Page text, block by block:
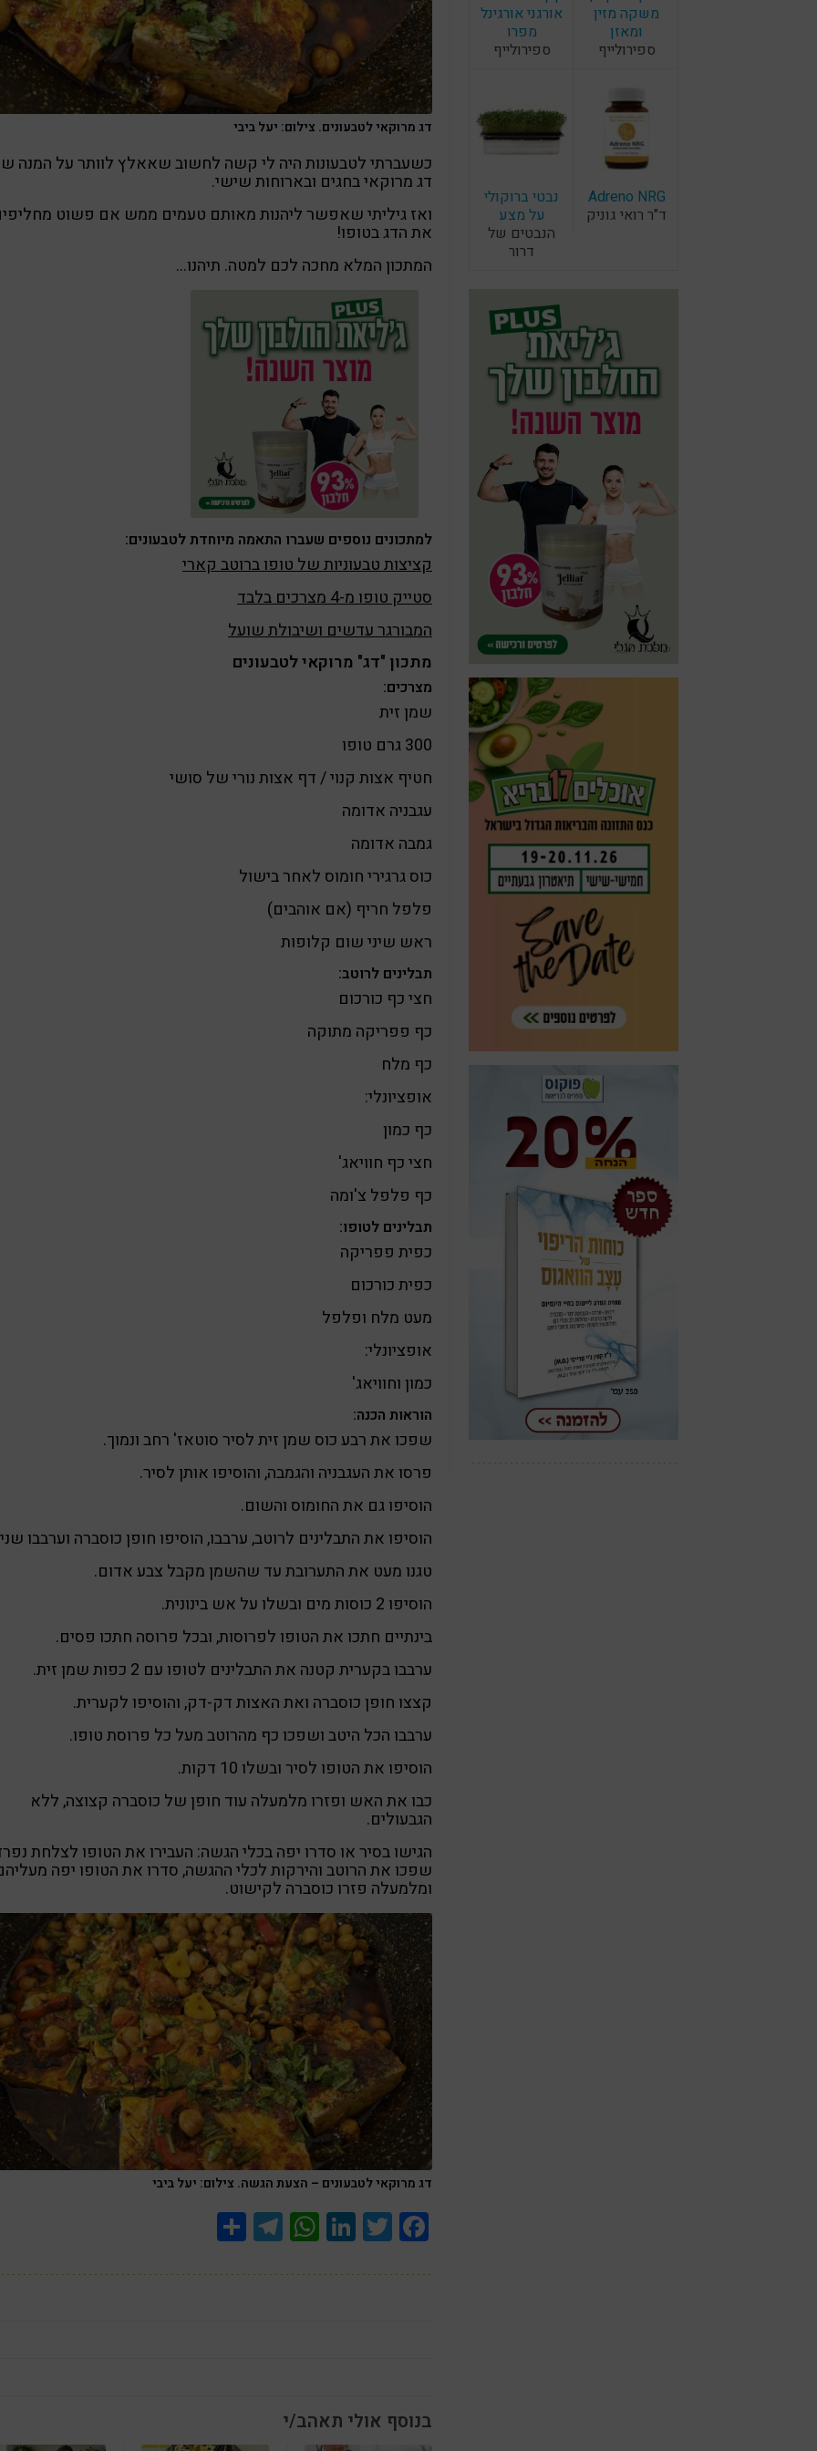
משקה מזין
ומאזן
ספירולייף
אורגני אורגינל
מפרו
ספירולייף
Adreno NRG
ד"ר רואי גוניק
נבטי ברוקולי
על מצע
הנבטים של
דרור
דג מרוקאי לטבעונים. צילום: יעל ביבי
כשעברתי לטבעונות היה לי קשה לחשוב שאאלץ לוותר על המנה
דג מרוקאי בחגים ובארוחות שישי.
ואז גיליתי שאפשר ליהנות מאותם טעמים ממש אם פשוט
את הדג בטופו!
המתכון המלא מחכה לכם למטה. תיהנו…
למתכונים נוספים שעברו התאמה מיוחדת לטבעונים:
קציצות טבעוניות של טופו ברוטב קארי
סטייק טופו מ-4 מצרכים בלבד
המבורגר עדשים ושיבולת שועל
מתכון "דג" מרוקאי לטבעונים
מצרכים:
שמן זית
300 גרם טופו
חטיף אצות קנוי / דף אצות נורי של סושי
עגבניה אדומה
גמבה אדומה
כוס גרגירי חומוס לאחר בישול
פלפל חריף (אם אוהבים)
ראש שיני שום קלופות
תבלינים לרוטב:
חצי כף כורכום
כף פפריקה מתוקה
כף מלח
אופציונלי:
כף כמון
חצי כף חוויאג'
כף פלפל צ'ומה
תבלינים לטופו:
כפית פפריקה
כפית כורכום
מעט מלח ופלפל
אופציונלי:
כמון וחוויאג'
הוראות הכנה:
שפכו את רבע כוס שמן זית לסיר סוטאז' רחב ונמוך.
פרסו את העגבניה והגמבה, והוסיפו אותן לסיר.
הוסיפו גם את החומוס והשום.
הוסיפו את התבלינים לרוטב, ערבבו, הוסיפו חופן כוסברה וערבבו
טגנו מעט את התערובת עד שהשמן מקבל צבע אדום.
הוסיפו 2 כוסות מים ובשלו על אש בינונית.
בינתיים חתכו את הטופו לפרוסות, ובכל פרוסה חתכו פסים.
ערבבו בקערית קטנה את התבלינים לטופו עם 2 כפות שמן זית.
קצצו חופן כוסברה ואת האצות דק-דק, והוסיפו לקערית.
ערבבו הכל היטב ושפכו כף מהרוטב מעל כל פרוסת טופו.
הוסיפו את הטופו לסיר ובשלו 10 דקות.
כבו את האש ופזרו מלמעלה עוד חופן של כוסברה קצוצה, ללא
הגבעולים.
הגישו בסיר או סדרו יפה בכלי הגשה: העבירו את הטופו לצלחת
שפכו את הרוטב והירקות לכלי ההגשה, סדרו את הטופו יפה
ומלמעלה פזרו כוסברה לקישוט.
דג מרוקאי לטבעונים – הצעת הגשה. צילום: יעל ביבי
Facebook
Twitter
LinkedIn
WhatsApp
Telegram
בנוסף אולי תאהב/י